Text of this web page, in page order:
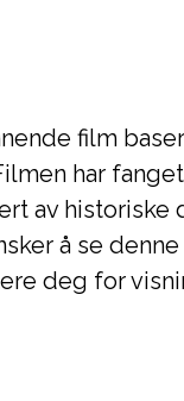
film
har
av historiske
å se
deg for